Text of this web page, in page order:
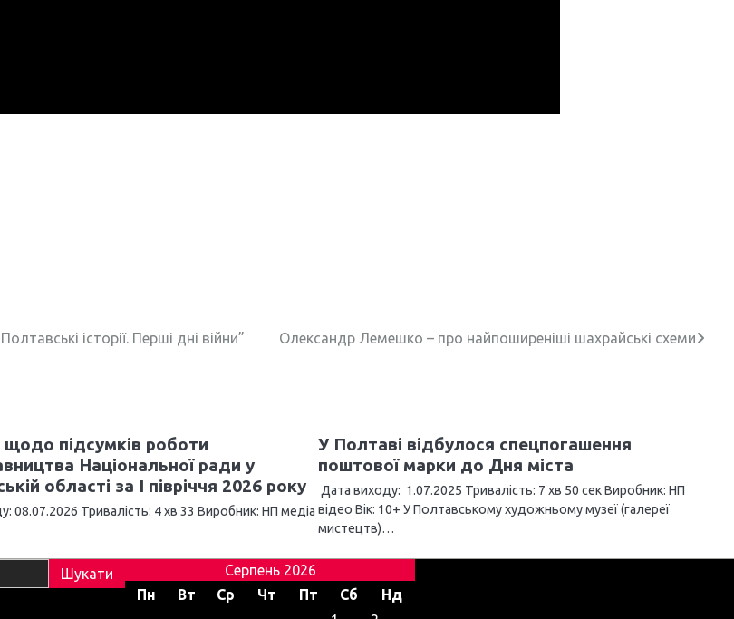
історії. Перші дні війни” Олександр Лемешко – про найпоширеніші шахрайські схеми
щодо підсумків роботи
Національної ради у
області за І півріччя 2026 року
08.07.2026 Тривалість: 4 хв 33 Виробник: НП медіа
У Полтаві відбулося спецпогашення
поштової марки до Дня міста
Дата виходу: 1.07.2025 Тривалість: 7 хв 50 сек Виробник: НП
відео Вік: 10+ У Полтавському художньому музеї (галереї
мистецтв)…
Серпень 2026
Пн
Вт Ср Чт Пт Сб
Нд